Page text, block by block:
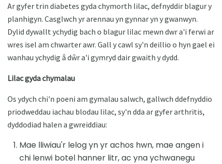
Ar gyfer trin diabetes gyda chymorth lilac, defnyddir blagur y
planhigyn. Casglwch yr arennau yn gynnar yn y gwanwyn.
Dylid dywallt ychydig bach o blagur lilac mewn dwr a'i ferwi ar
wres isel am chwarter awr. Gall y cawl sy'n deillio o hyn gael ei
wanhau ychydig â dŵr a'i gymryd dair gwaith y dydd.
Lilac gyda chymalau
Os ydych chi'n poeni am gymalau salwch, gallwch ddefnyddio
priodweddau iachau blodau lilac, sy'n dda ar gyfer arthritis,
dyddodiad halen a gwreiddiau:
Mae lliwiau'r lelog yn yr achos hwn, mae angen i
chi lenwi botel hanner litr, ac yna ychwanegu